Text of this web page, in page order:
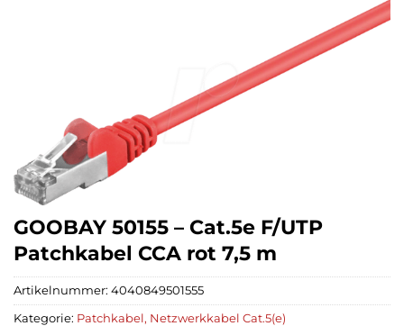
GOOBAY 50155 – Cat.5e F/UTP
Patchkabel CCA rot 7,5 m
Artikelnummer: 4040849501555
Kategorie: Patchkabel, Netzwerkkabel Cat.5(e)